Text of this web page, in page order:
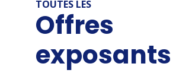
TOUTES LES
Offres
exposants